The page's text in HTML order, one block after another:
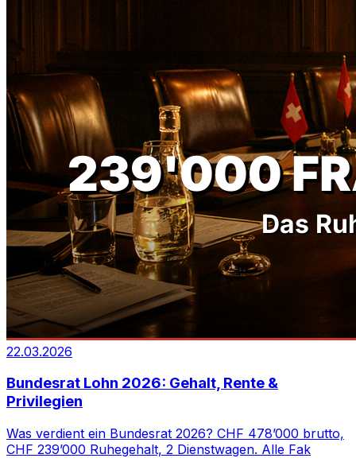
22.03.2026
Bundesrat Lohn 2026: Gehalt, Rente &
Privilegien
Was verdient ein Bundesrat 2026? CHF 478’000 brutto,
CHF 239’000 Ruhegehalt, 2 Dienstwagen. Alle Fak